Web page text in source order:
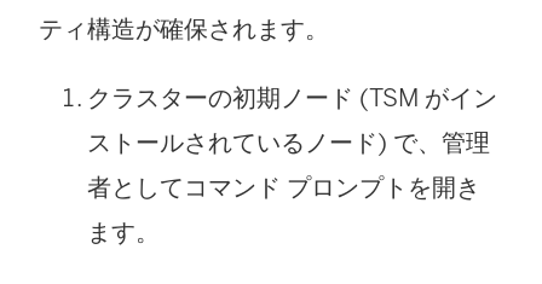
ティ構造が確保されます。
クラスターの初期ノード (TSM がイン
ストールされているノード) で、管理
者としてコマンド プロンプトを開き
ます。